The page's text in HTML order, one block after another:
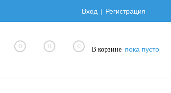
Вход Регистрация
0 0 0 В корзине пока пусто